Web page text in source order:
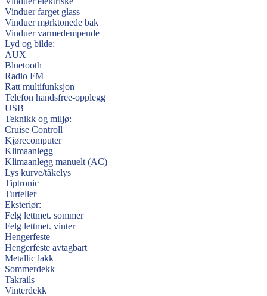
Vinduer farget glass
Vinduer mørktonede bak
Vinduer varmedempende
Lyd og bilde:
AUX
Bluetooth
Radio FM
Ratt multifunksjon
Telefon handsfree-opplegg
USB
Teknikk og miljø:
Cruise Controll
Kjørecomputer
Klimaanlegg
Klimaanlegg manuelt (AC)
Lys kurve/tåkelys
Tiptronic
Turteller
Eksteriør:
Felg lettmet. sommer
Felg lettmet. vinter
Hengerfeste
Hengerfeste avtagbart
Metallic lakk
Sommerdekk
Takrails
Vinterdekk